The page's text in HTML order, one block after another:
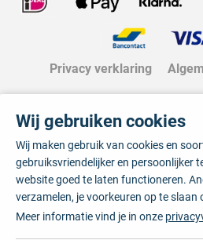
Privacy verklaring
Wij gebruiken cookies
Wij maken gebruik van cookies en
gebruiksvriendelijker en persoonlijker
website goed te laten functioneren.
verzamelen, je voorkeuren op te
Meer informatie vind je in onze